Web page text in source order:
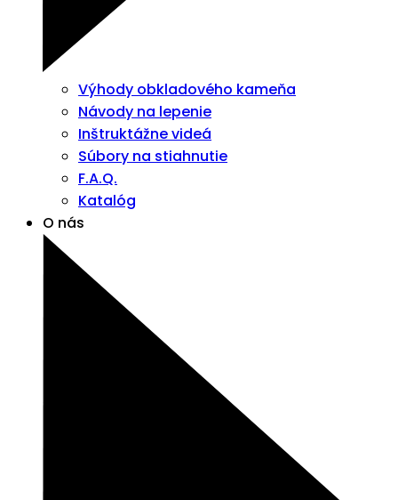
Výhody obkladového kameňa
Návody na lepenie
Inštruktážne videá
Súbory na stiahnutie
F.A.Q.
Katalóg
O nás